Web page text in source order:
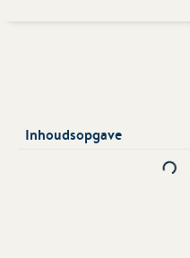
Inhoudsopgave